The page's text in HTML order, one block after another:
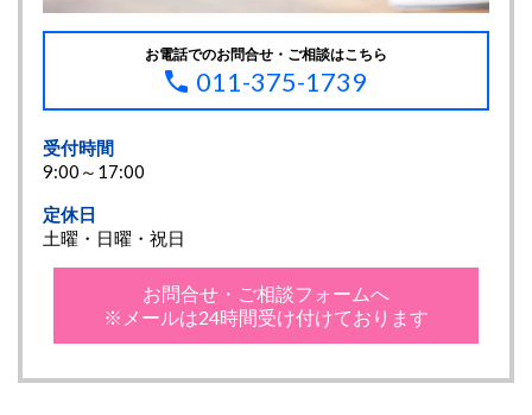
お電話でのお問合せ・ご相談はこちら
011-375-1739
受付時間
9:00～17:00
定休日
土曜・日曜・祝日
お問合せ・ご相談フォームへ
※メールは24時間受け付けております